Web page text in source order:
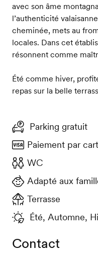
avec son âme
l’authenticité
cheminée, mets au
locales. Dans cet
résonnent comme
Été comme hiver,
repas sur la belle
Parking gratuit
Paiement par
WC
Adapté aux
Terrasse
Contact